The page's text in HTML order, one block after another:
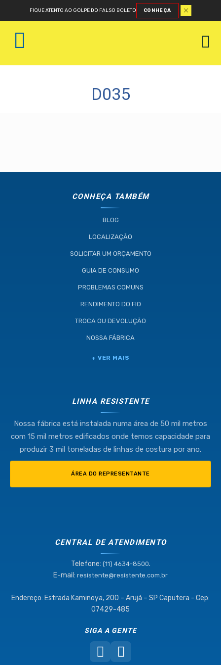
FIQUE ATENTO AO GOLPE DO FALSO BOLETO CONHEÇA
Industria e Comercio de Linhas
(11) 4634-8500
D035
CONHEÇA TAMBÉM
BLOG
LOCALIZAÇÃO
SOLICITAR UM ORÇAMENTO
GUIA DE CONSUMO
PROBLEMAS COMUNS
RENDIMENTO DO FIO
TROCA OU DEVOLUÇÃO
NOSSA FÁBRICA
+ VER MAIS
LINHA RESISTENTE
Nossa fábrica está instalada numa área de 50 mil metros
com 15 mil metros edificados onde temos capacidade para
produzir 3 mil toneladas de linhas de costura por ano.
ÁREA DO REPRESENTANTE
CENTRAL DE ATENDIMENTO
Telefone: (11) 4634-8500.
E-mail: resistente@resistente.com.br
Endereço: Estrada Kaminoya, 200 – Arujá – SP Caputera - Cep:
07429-485
SIGA A GENTE